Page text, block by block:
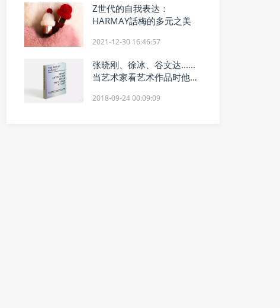
Z世代的自我表达：
HARMAY話梅的多元之美
2021-12-30 16:46:57
张晓刚、徐冰、谷文达......
当艺术家看艺术作品时他们
2018-09-24 00:09:09